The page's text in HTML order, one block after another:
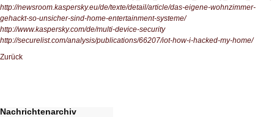
http://newsroom.kaspersky.eu/de/texte/detail/article/das-eigene-wohnzimmer-
gehackt-so-unsicher-sind-home-entertainment-systeme/
http://www.kaspersky.com/de/multi-device-security
http://securelist.com/analysis/publications/66207/iot-how-i-hacked-my-home/
Zurück
Nachrichtenarchiv